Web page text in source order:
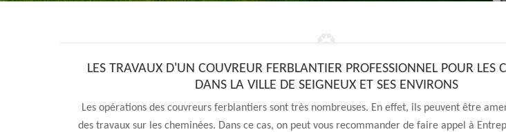
LES TRAVAUX D'UN COUVREUR FERBLANTIER PROFESSIONNEL POUR LES
DANS LA VILLE DE SEIGNEUX ET SES ENVIRONS
Les opérations des couvreurs ferblantiers sont très nombreuses. En effet, ils peuvent être
des travaux sur les cheminées. Dans ce cas, on peut vous recommander de faire appel à